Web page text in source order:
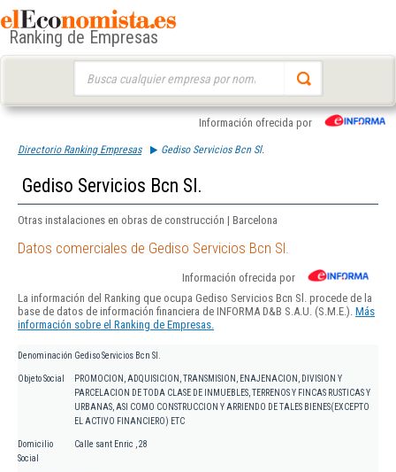
Ranking de Empresas
Información ofrecida por
Directorio Ranking Empresas Gediso Servicios Bcn Sl.
Gediso Servicios Bcn Sl.
Otras instalaciones en obras de construcción | Barcelona
Datos comerciales de Gediso Servicios Bcn Sl.
Información ofrecida por
La información del Ranking que ocupa Gediso Servicios Bcn Sl. procede de la
base de datos de información financiera de INFORMA D&B S.A.U. (S.M.E.). Más
información sobre el Ranking de Empresas.
Denominación Gediso Servicios Bcn Sl.
Objeto Social
PROMOCION, ADQUISICION, TRANSMISION, ENAJENACION, DIVISION Y
PARCELACION DE TODA CLASE DE INMUEBLES, TERRENOS Y FINCAS RUSTICAS Y
URBANAS, ASI COMO CONSTRUCCION Y ARRIENDO DE TALES BIENES(EXCEPTO
EL ACTIVO FINANCIERO) ETC
Domicilio
Social
Calle sant Enric , 28